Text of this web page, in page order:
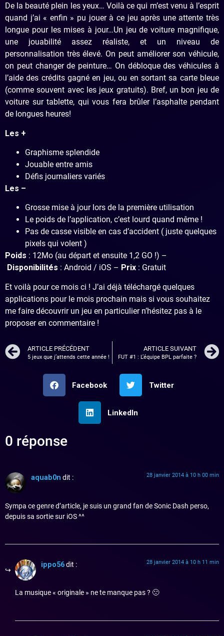
De la beauté plein les yeux… Voilà ce qui m’est venu à l’esprit
quand j’ai « enfin » pu jouer à ce jeu après une attente très
longue pour les mises à jour…Un jeu de voiture magnifique,
une jouabilité assez réaliste, et un niveau de
personnalisation très élevé. On peut améliorer son véhicule,
on peut changer de peinture… On débloque des véhicules à
l’aide des crédits gagné en jeu, ou en sortant sa carte bleue
(comme souvent avec les jeux gratuits). Bref, un bon jeu de
voiture sur tablette, qui vous fera brûler l’asphalte pendant
de longues heures!
Les +
Graphisme splendide
Jouable entre amis
Défis journaliers variés
Les –
Grosse mise à jour lors de la première utilisation
Le poids de l’application, c’est lourd quand même !
Pas de casse visible en cas d’accident ( juste quelques
pixels qui volent )
Poids : 12Mo (au départ et ensuite 1,2 GO !) –
Disponibilités : Android / iOS – Prix : Gratuit
Et voilà pour ce mois ci ! J’ai déjà téléchargé quelques
applications pour le mois prochain mais si vous souhaitez
me faire découvrir un jeu en particulier n’hésitez pas à le
proposer en commentaire !
ARTICLE PRÉCÉDENT
5 jeux que j’attends cette année !
ARTICLE SUIVANT
FUT #1 : L’équipe BPL parfaite ?
Facebook Twitter
LinkedIn
0 réponse
aquab0n dit : 28 janvier 2014 à 10 h 00 min
Sympa ce genre d’article, je suis un grand fan de Sonic Dash perso,
depuis sa sortie sur iOS ^^
ippo56dit : 28 janvier 2014 à 10 h 11 min
La musique « originale » ne te manque pas ? 🙁